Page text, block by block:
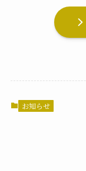
お知らせ